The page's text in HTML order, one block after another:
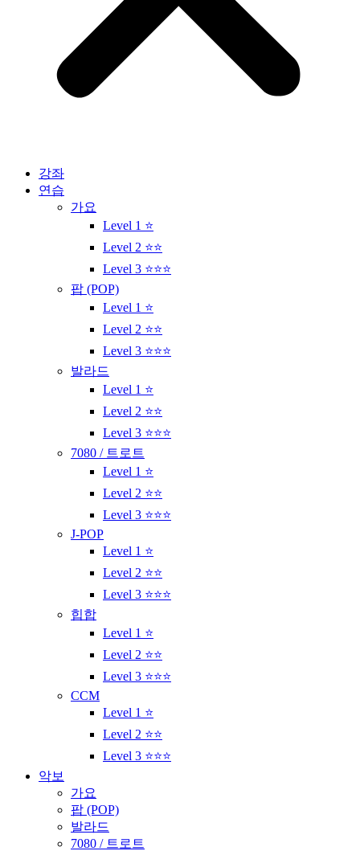
강좌
연습
가요
Level 1 ⭐
Level 2 ⭐⭐
Level 3 ⭐⭐⭐
팝 (POP)
Level 1 ⭐
Level 2 ⭐⭐
Level 3 ⭐⭐⭐
발라드
Level 1 ⭐
Level 2 ⭐⭐
Level 3 ⭐⭐⭐
7080 / 트로트
Level 1 ⭐
Level 2 ⭐⭐
Level 3 ⭐⭐⭐
J-POP
Level 1 ⭐
Level 2 ⭐⭐
Level 3 ⭐⭐⭐
힙합
Level 1 ⭐
Level 2 ⭐⭐
Level 3 ⭐⭐⭐
CCM
Level 1 ⭐
Level 2 ⭐⭐
Level 3 ⭐⭐⭐
악보
가요
팝 (POP)
발라드
7080 / 트로트